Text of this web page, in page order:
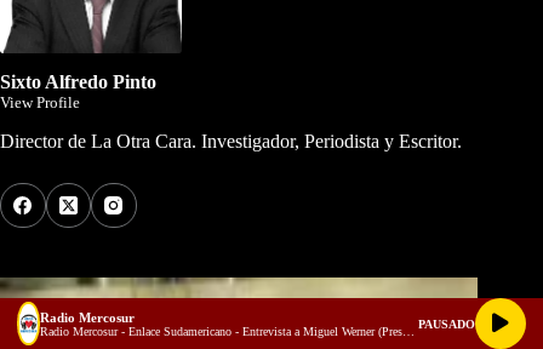
Sixto Alfredo Pinto
View Profile
Director de La Otra Cara. Investigador, Periodista y Escritor.
Radio Mercosur PAUSADO